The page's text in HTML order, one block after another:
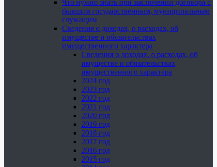
Что нужно знать при заключении договора с
бывшим государственным, муниципальным
служащим
Сведения о доходах, о расходах, об
имуществе и обязательствах
имущественного характера
Сведения о доходах, о расходах, об
имуществе и обязательствах
имущественного характера
2024 год
2023 год
2022 год
2021 год
2020 год
2019 год
2018 год
2017 год
2016 год
2015 год